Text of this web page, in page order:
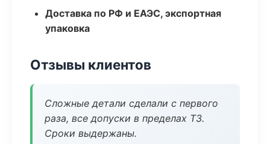
Доставка по РФ и ЕАЭС, экспортная
упаковка
Отзывы клиентов
Сложные детали сделали с первого
раза, все допуски в пределах ТЗ.
Сроки выдержаны.